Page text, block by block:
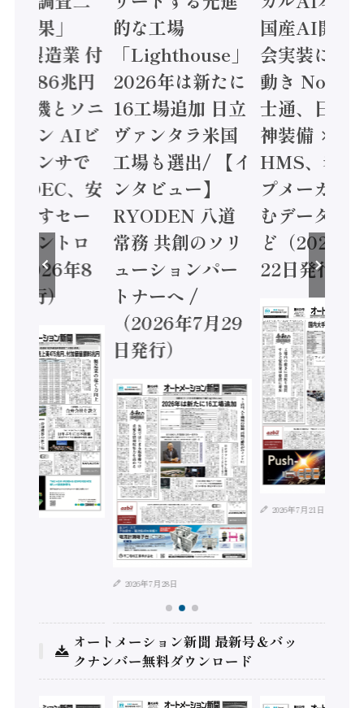
結果」
年製造業 付
額86兆円
電機とソニ
コン AIビ
センサで
/ IDEC、安
かすセー
コントロ
2026年8
発行）
的な工場
「Lighthouse」
2026年は新たに
16工場追加 日立
ヴァンタラ米国
工場も選出/ 【イ
ンタビュー】
RYODEN 八道
常務 共創のソリ
ューションパー
トナーへ /
（2026年7月29
日発行）
2026年7月28日
国産AI開発
会実装に活
動き
士通、日立
神装備 ×
HMS、老舗
プメーカー
むデータ活
ど（2026年
22日発行）
2026年7月21日
オートメーション新聞 最新号＆バッ
クナンバー無料ダウンロード